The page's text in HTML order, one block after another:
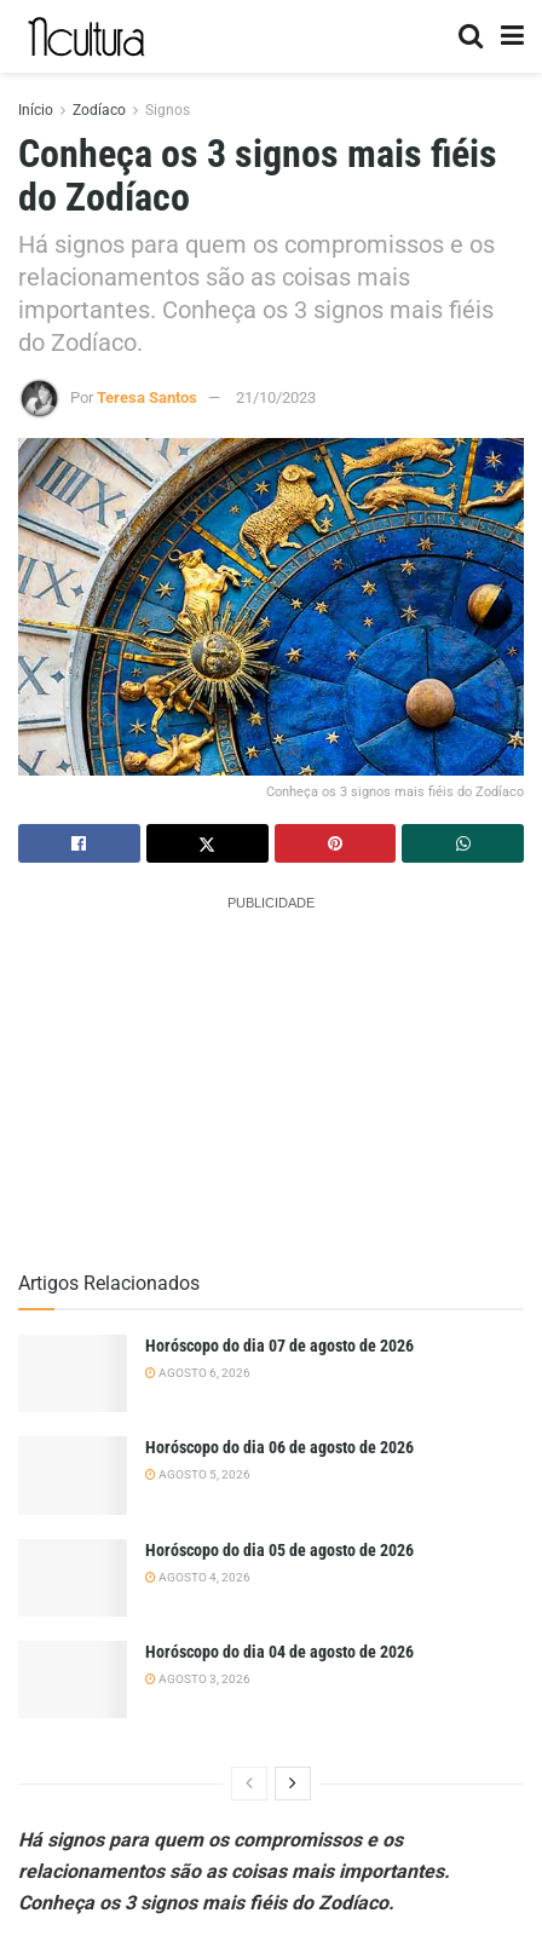
Início Zodíaco Signos
Conheça os 3 signos mais fiéis
do Zodíaco
Há signos para quem os compromissos e os
relacionamentos são as coisas mais
importantes. Conheça os 3 signos mais fiéis
do Zodíaco.
Por Teresa Santos 21/10/2023
Conheça os 3 signos mais fiéis do Zodíaco
PUBLICIDADE
Artigos Relacionados
Horóscopo do dia 07 de agosto de 2026
AGOSTO 6, 2026
Horóscopo do dia 06 de agosto de 2026
AGOSTO 5, 2026
Horóscopo do dia 05 de agosto de 2026
AGOSTO 4, 2026
Horóscopo do dia 04 de agosto de 2026
AGOSTO 3, 2026
Há signos para quem os compromissos e os
relacionamentos são as coisas mais importantes.
Conheça os 3 signos mais fiéis do Zodíaco.